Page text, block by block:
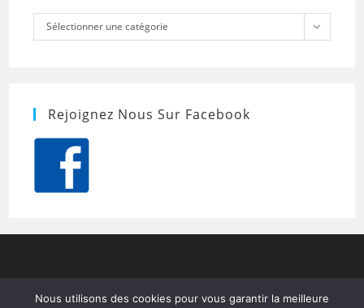
Catégories
Sélectionner une catégorie
Rejoignez Nous Sur Facebook
Nous utilisons des cookies pour vous garantir la meilleure